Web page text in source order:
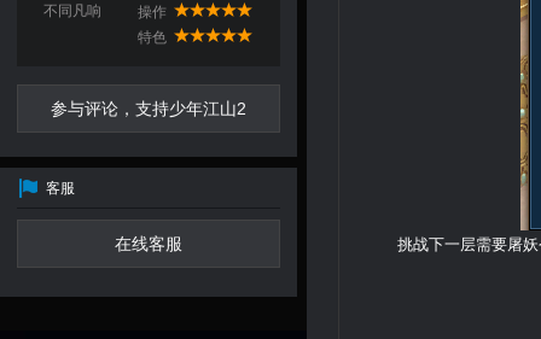
不同凡响
操作
特色
参与评论，支持少年江山2
客服
在线客服 挑战下一层需要屠